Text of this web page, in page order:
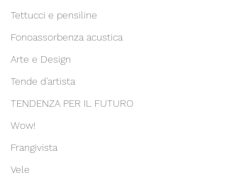
Tettucci e pensiline
Fonoassorbenza acustica
Arte e Design
Tende d'artista
TENDENZA PER IL FUTURO
Wow!
Frangivista
Vele